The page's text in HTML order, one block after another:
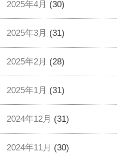
2025年4月 (30)
2025年3月 (31)
2025年2月 (28)
2025年1月 (31)
2024年12月 (31)
2024年11月 (30)